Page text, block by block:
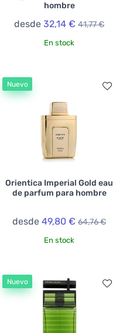
hombre
desde32,14 € 41,77 €
En stock
Nuevo
Orientica Imperial Gold eau
de parfum para hombre
desde49,80 € 64,76 €
En stock
Nuevo